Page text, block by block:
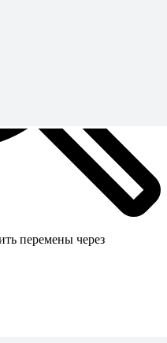
перемены через